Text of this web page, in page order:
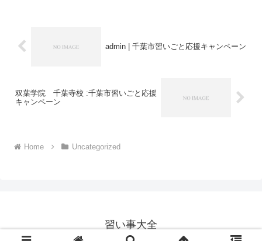
admin | 千葉市習いごと応援キャンペーン
双葉学院 千葉寺校 :千葉市習いごと応援
キャンペーン
Home Uncategorized
習い事大全